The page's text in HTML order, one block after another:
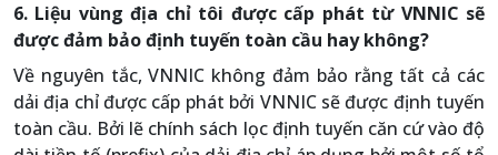
6. Liệu vùng địa chỉ tôi được cấp phát từ VNNIC sẽ
được đảm bảo định tuyến toàn cầu hay không?
Về nguyên tắc, VNNIC không đảm bảo rằng tất cả các
dải địa chỉ được cấp phát bởi VNNIC sẽ được định tuyến
toàn cầu. Bởi lẽ chính sách lọc định tuyến căn cứ vào độ